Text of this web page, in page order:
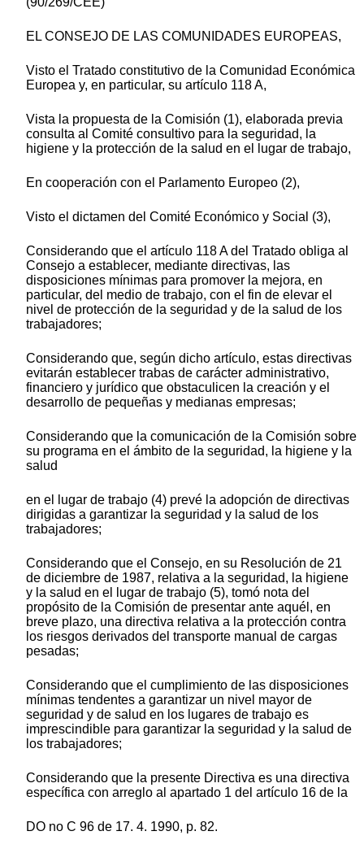
EL CONSEJO DE LAS COMUNIDADES EUROPEAS,
Visto el Tratado constitutivo de la Comunidad Económica
Europea y, en particular, su artículo 118 A,
Vista la propuesta de la Comisión (1), elaborada previa
consulta al Comité consultivo para la seguridad, la
higiene y la protección de la salud en el lugar de trabajo,
En cooperación con el Parlamento Europeo (2),
Visto el dictamen del Comité Económico y Social (3),
Considerando que el artículo 118 A del Tratado obliga al
Consejo a establecer, mediante directivas, las
disposiciones mínimas para promover la mejora, en
particular, del medio de trabajo, con el fin de elevar el
nivel de protección de la seguridad y de la salud de los
trabajadores;
Considerando que, según dicho artículo, estas directivas
evitarán establecer trabas de carácter administrativo,
financiero y jurídico que obstaculicen la creación y el
desarrollo de pequeñas y medianas empresas;
Considerando que la comunicación de la Comisión sobre
su programa en el ámbito de la seguridad, la higiene y la
salud
en el lugar de trabajo (4) prevé la adopción de directivas
dirigidas a garantizar la seguridad y la salud de los
trabajadores;
Considerando que el Consejo, en su Resolución de 21
de diciembre de 1987, relativa a la seguridad, la higiene
y la salud en el lugar de trabajo (5), tomó nota del
propósito de la Comisión de presentar ante aquél, en
breve plazo, una directiva relativa a la protección contra
los riesgos derivados del transporte manual de cargas
pesadas;
Considerando que el cumplimiento de las disposiciones
mínimas tendentes a garantizar un nivel mayor de
seguridad y de salud en los lugares de trabajo es
imprescindible para garantizar la seguridad y la salud de
los trabajadores;
Considerando que la presente Directiva es una directiva
específica con arreglo al apartado 1 del artículo 16 de la
DO no C 96 de 17. 4. 1990, p. 82.